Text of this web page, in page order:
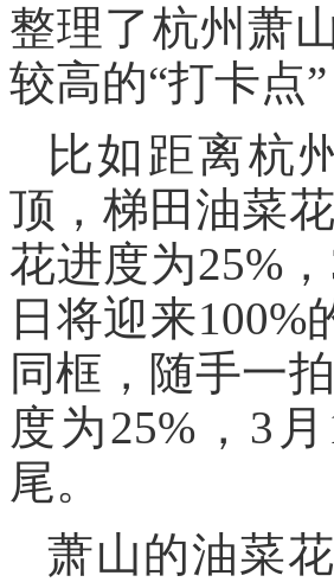
整理了杭州萧
较高的“打卡点
比如距离杭
顶，梯田油菜
花进度为25%
日将迎来
同框，随手一
度为25%，3
尾。
萧山的油菜